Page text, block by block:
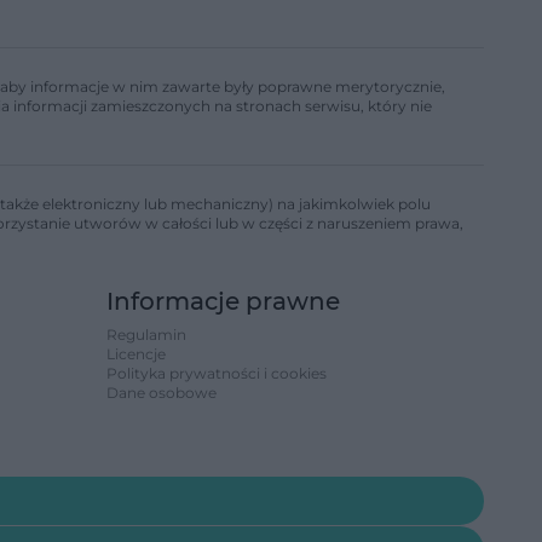
informacje w nim zawarte były poprawne merytorycznie,
informacji zamieszczonych na stronach serwisu, który nie
elektroniczny lub mechaniczny) na jakimkolwiek polu
utworów w całości lub w części z naruszeniem prawa,
Informacje prawne
Regulamin
Licencje
Polityka prywatności i cookies
Dane osobowe